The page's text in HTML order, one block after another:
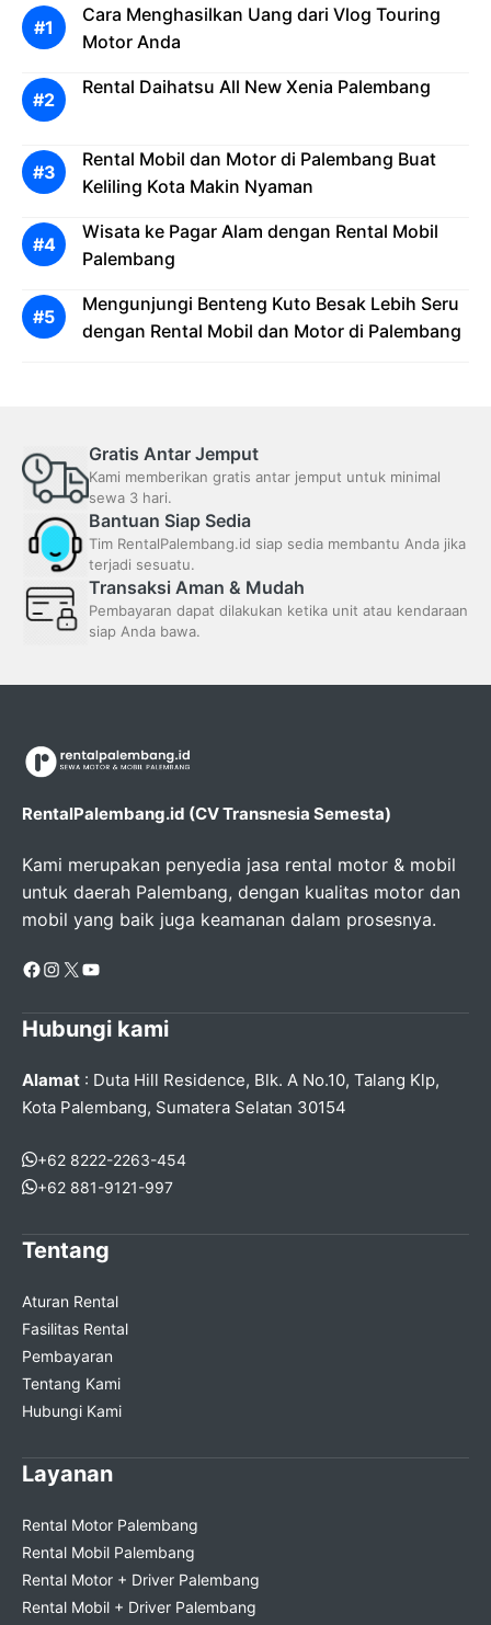
Cara Menghasilkan Uang dari Vlog Touring
Motor Anda
Rental Daihatsu All New Xenia Palembang
Rental Mobil dan Motor di Palembang Buat
Keliling Kota Makin Nyaman
Wisata ke Pagar Alam dengan Rental Mobil
Palembang
Mengunjungi Benteng Kuto Besak Lebih Seru
dengan Rental Mobil dan Motor di Palembang
Gratis Antar Jemput
Kami memberikan gratis antar jemput untuk minimal
sewa 3 hari.
Bantuan Siap Sedia
Tim RentalPalembang.id siap sedia membantu Anda jika
terjadi sesuatu.
Transaksi Aman & Mudah
Pembayaran dapat dilakukan ketika unit atau kendaraan
siap Anda bawa.
RentalPalembang.id (CV Transnesia Semesta)
Kami merupakan penyedia jasa rental motor & mobil
untuk daerah Palembang, dengan kualitas motor dan
mobil yang baik juga keamanan dalam prosesnya.
Facebook
Instagram
X YouTube
Hubungi kami
Alamat : Duta Hill Residence, Blk. A No.10, Talang Klp,
Kota Palembang, Sumatera Selatan 30154
+62 8222-2263-454
+62 881-9121-997
Tentang
Aturan Rental
Fasilitas Rental
Pembayaran
Tentang Kami
Hubungi Kami
Layanan
Rental Motor Palembang
Rental Mobil Palembang
Rental Motor + Driver Palembang
Rental Mobil + Driver Palembang